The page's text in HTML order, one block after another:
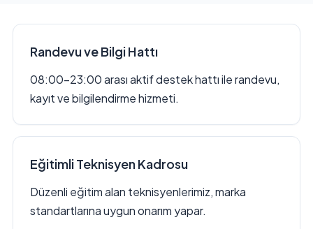
Randevu ve Bilgi Hattı
08:00–23:00 arası aktif destek hattı ile randevu,
kayıt ve bilgilendirme hizmeti.
Eğitimli Teknisyen Kadrosu
Düzenli eğitim alan teknisyenlerimiz, marka
standartlarına uygun onarım yapar.